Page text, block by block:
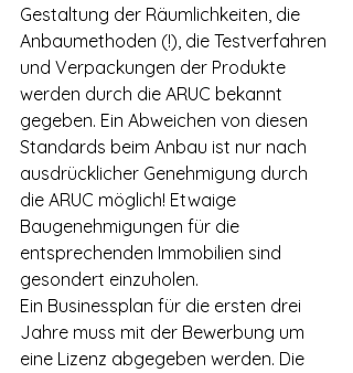
Gestaltung der Räumlichkeiten, die
Anbaumethoden (!), die Testverfahren
und Verpackungen der Produkte
werden durch die ARUC bekannt
gegeben. Ein Abweichen von diesen
Standards beim Anbau ist nur nach
ausdrücklicher Genehmigung durch
die ARUC möglich! Etwaige
Baugenehmigungen für die
entsprechenden Immobilien sind
gesondert einzuholen.
Ein Businessplan für die ersten drei
Jahre muss mit der Bewerbung um
eine Lizenz abgegeben werden. Die